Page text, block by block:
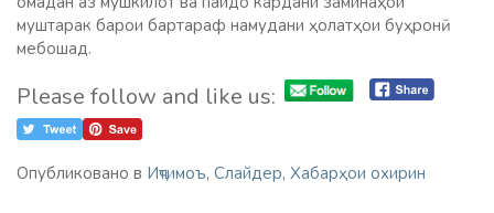
муштарак барои бартараф намудани ҳолатҳои буҳронӣ
мебошад.
Please follow and like us:
Опубликовано в Иҷтимоъ, Слайдер, Хабарҳои охирин